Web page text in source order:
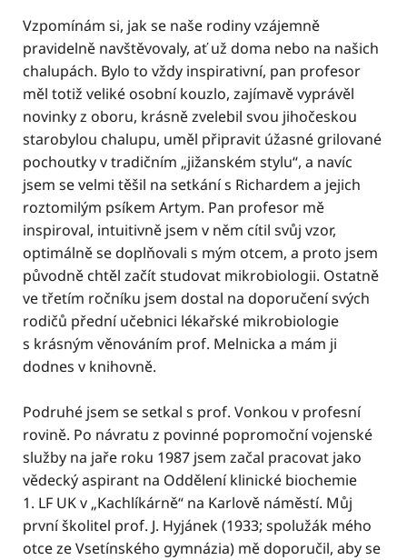
Vzpomínám si, jak se naše rodiny vzájemně
pravidelně navštěvovaly, ať už doma nebo na našich
chalupách. Bylo to vždy inspirativní, pan profesor
měl totiž veliké osobní kouzlo, zajímavě vyprávěl
novinky z oboru, krásně zvelebil svou jihočeskou
starobylou chalupu, uměl připravit úžasné grilované
pochoutky v tradičním „jižanském stylu“, a navíc
jsem se velmi těšil na setkání s Richardem a jejich
roztomilým psíkem Artym. Pan profesor mě
inspiroval, intuitivně jsem v něm cítil svůj vzor,
optimálně se doplňovali s mým otcem, a proto jsem
původně chtěl začít studovat mikrobiologii. Ostatně
ve třetím ročníku jsem dostal na doporučení svých
rodičů přední učebnici lékařské mikrobiologie
s krásným věnováním prof. Melnicka a mám ji
dodnes v knihovně.
Podruhé jsem se setkal s prof. Vonkou v profesní
rovině. Po návratu z povinné popromoční vojenské
služby na jaře roku 1987 jsem začal pracovat jako
vědecký aspirant na Oddělení klinické biochemie
1. LF UK v „Kachlíkárně“ na Karlově náměstí. Můj
první školitel prof. J. Hyjánek (1933; spolužák mého
otce ze Vsetínského gymnázia) mě doporučil, aby se